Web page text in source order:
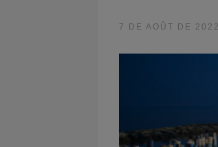
7 DE AOÛT DE 2022